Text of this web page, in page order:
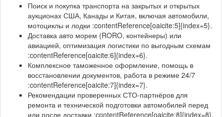
Поиск и покупка транспорта на закрытых и открытых
аукционах США, Канады и Китая, включая автомобили,
мотоциклы и лодки :contentReference[oaicite:5]{index=5}.
Доставка авто морем (RORO, контейнеры) или
авиацией, оптимизация логистики по выгодным схемам
:contentReference[oaicite:6]{index=6}.
Комплексное таможенное оформление, помощь в
восстановлении документов, работа в режиме 24/7
:contentReference[oaicite:7]{index=7}.
Рекомендации проверенных СТО-партнёров для
ремонта и технической подготовки автомобилей перед
или после доставки :contentReference[oaicite:8]{index=8}.